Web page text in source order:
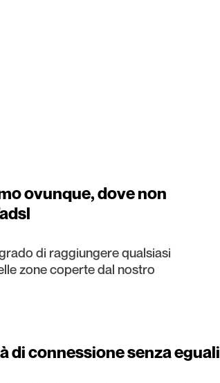
ovunque, dove non
di raggiungere qualsiasi
zone coperte dal nostro
di connessione senza eguali